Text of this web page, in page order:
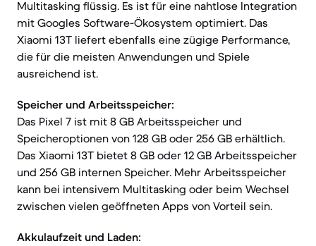
Multitasking flüssig. Es ist für eine nahtlose Integration
mit Googles Software-Ökosystem optimiert. Das
Xiaomi 13T liefert ebenfalls eine zügige Performance,
die für die meisten Anwendungen und Spiele
ausreichend ist.
Speicher und Arbeitsspeicher:
Das Pixel 7 ist mit 8 GB Arbeitsspeicher und
Speicheroptionen von 128 GB oder 256 GB erhältlich.
Das Xiaomi 13T bietet 8 GB oder 12 GB Arbeitsspeicher
und 256 GB internen Speicher. Mehr Arbeitsspeicher
kann bei intensivem Multitasking oder beim Wechsel
zwischen vielen geöffneten Apps von Vorteil sein.
Akkulaufzeit und Laden: